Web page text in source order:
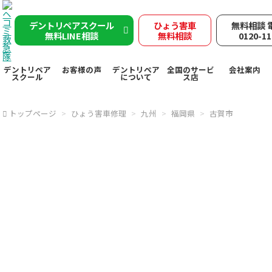
デントリペアスクール
無料LINE相談
ひょう害車
無料相談
無料相談
0120-
デントリペア
スクール
お客様の声 デントリペア
について
全国のサービ
ス店
会社案内
トップページ ひょう害車修理 九州 福岡県 古賀市